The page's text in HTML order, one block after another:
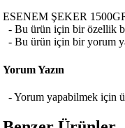
ESENEM ŞEKER
- Bu ürün için bir özellik
- Bu ürün için bir yorum
Yorum Yazın
- Yorum yapabilmek için